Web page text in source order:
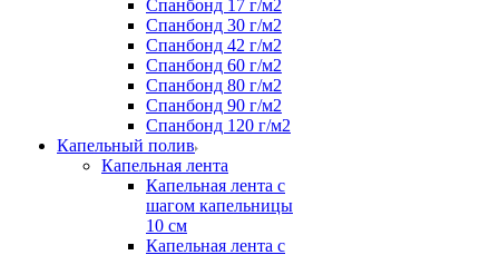
Спанбонд 17 г/м2
Спанбонд 30 г/м2
Спанбонд 42 г/м2
Спанбонд 60 г/м2
Спанбонд 80 г/м2
Спанбонд 90 г/м2
Спанбонд 120 г/м2
Капельный полив
Капельная лента
Капельная лента с
шагом капельницы
10 см
Капельная лента с